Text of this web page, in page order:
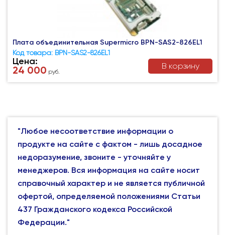
Плата объединительная Supermicro BPN-SAS2-826EL1
Код товара: BPN-SAS2-826EL1
Цена:
24 000 руб.
В корзину
"Любое несоответствие информации о
продукте на сайте с фактом - лишь досадное
недоразумение, звоните - уточняйте у
менеджеров. Вся информация на сайте носит
справочный характер и не является публичной
офертой, определяемой положениями Статьи
437 Гражданского кодекса Российской
Федерации."